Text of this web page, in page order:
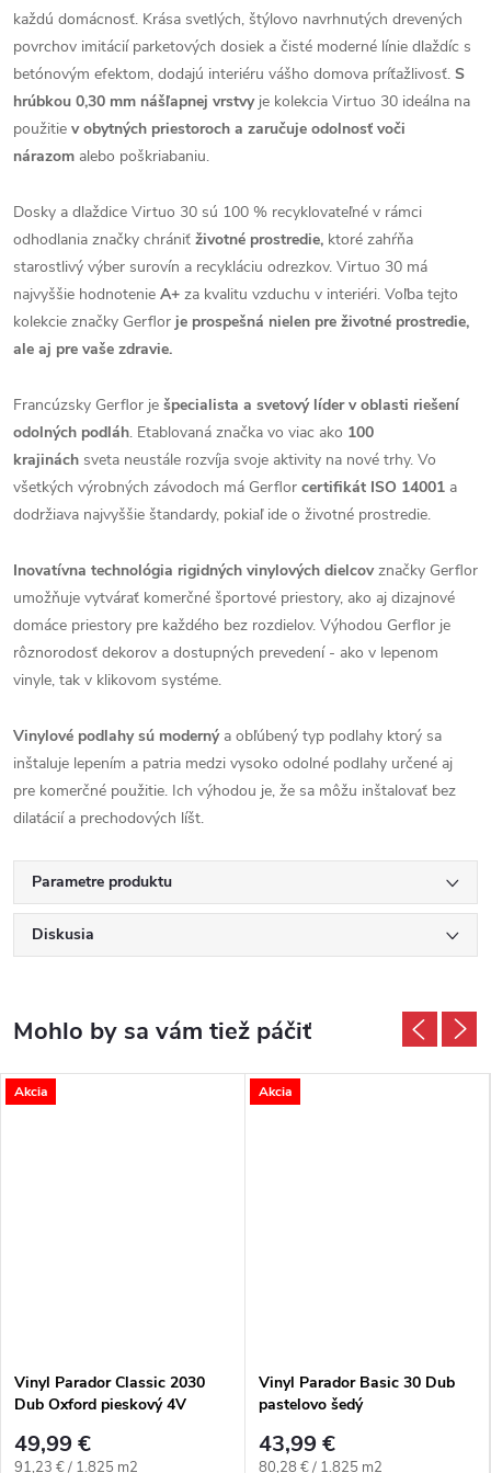
každú domácnosť. Krása svetlých, štýlovo navrhnutých drevených
povrchov imitácií parketových dosiek a čisté moderné línie dlaždíc s
betónovým efektom, dodajú interiéru vášho domova príťažlivosť. S
hrúbkou 0,30 mm nášľapnej vrstvyje kolekcia Virtuo 30 ideálna na
použitie v obytných priestoroch a zaručuje odolnosť voči
nárazom alebo poškriabaniu.
Dosky a dlaždice Virtuo 30 sú 100 % recyklovateľné v rámci
odhodlania značky chrániť životné prostredie, ktoré zahŕňa
starostlivý výber surovín a recykláciu odrezkov. Virtuo 30 má
najvyššie hodnotenie A+ za kvalitu vzduchu v interiéri. Voľba tejto
kolekcie značky Gerflor je prospešná nielen pre životné prostredie,
ale aj pre vaše zdravie.
Francúzsky Gerflor je špecialista a svetový líder v oblasti riešení
odolných podláh. Etablovaná značka vo viac ako 100
krajinách sveta neustále rozvíja svoje aktivity na nové trhy. Vo
všetkých výrobných závodoch má Gerflor certifikát ISO 14001 a
dodržiava najvyššie štandardy, pokiaľ ide o životné prostredie.
Inovatívna technológia rigidných vinylových dielcovznačky Gerflor
umožňuje vytvárať komerčné športové priestory, ako aj dizajnové
domáce priestory pre každého bez rozdielov. Výhodou Gerflor je
rôznorodosť dekorov a dostupných prevedení - ako v lepenom
vinyle, tak v klikovom systéme.
Vinylové podlahy sú modernýa obľúbený typ podlahy ktorý sa
inštaluje lepením a patria medzi vysoko odolné podlahy určené aj
pre komerčné použitie. Ich výhodou je, že sa môžu inštalovať bez
dilatácií a prechodových líšt.
Parametre produktu
Diskusia
Akcia
Vinyl Parador Classic 2030
Dub Oxford pieskový 4V
49,99 €
Jednotková cena:
91,23 € / 1.825 m2
Akcia
Vinyl Parador Basic 30 Dub
pastelovo šedý
43,99 €
Jednotková cena:
80,28 € / 1.825 m2